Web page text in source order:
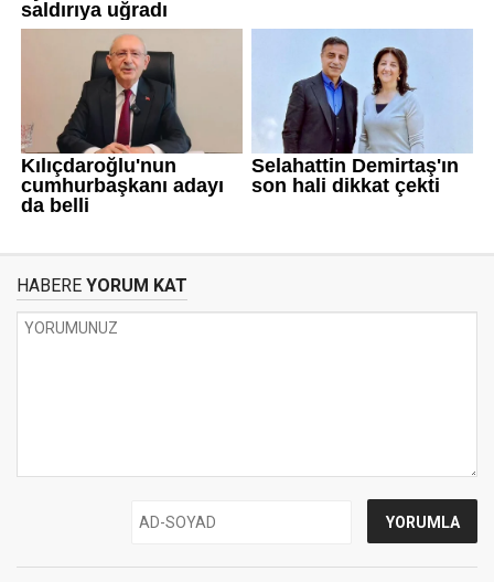
HABERE YORUM KAT